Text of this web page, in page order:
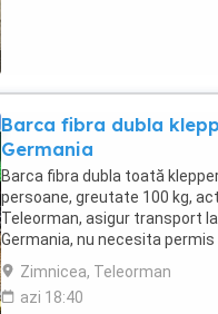
Barca fibra dubla
Germania
Barca fibra dubla toată
persoane, greutate 100 kg,
Teleorman, asigur transport
Germania, nu necesita
motor sau peridoc
Zimnicea, Teleorman
azi 18:40